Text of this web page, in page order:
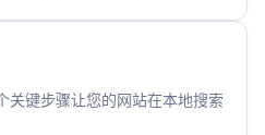
关键步骤让您的网站在本地搜索